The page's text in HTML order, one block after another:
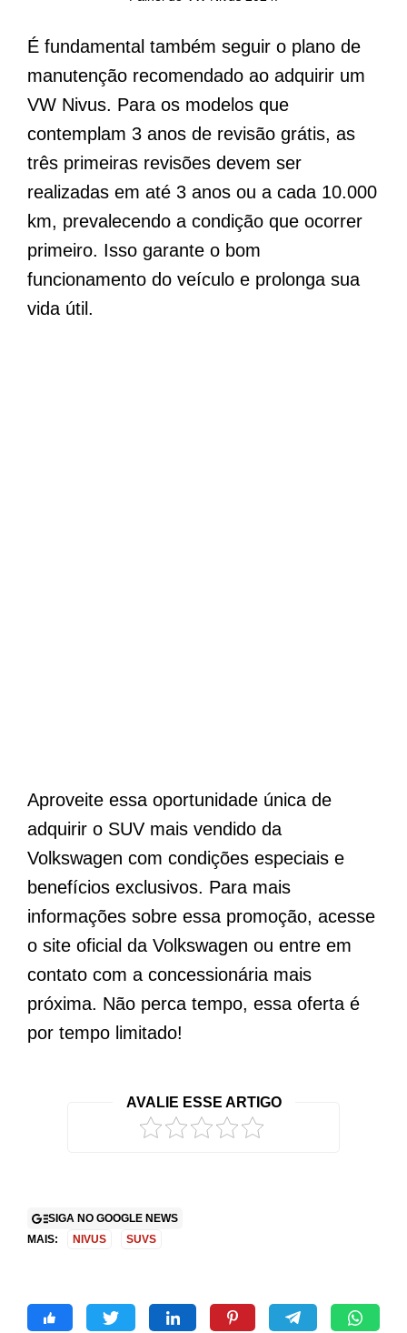
É fundamental também seguir o plano de
manutenção recomendado ao adquirir um
VW Nivus. Para os modelos que
contemplam 3 anos de revisão grátis, as
três primeiras revisões devem ser
realizadas em até 3 anos ou a cada 10.000
km, prevalecendo a condição que ocorrer
primeiro. Isso garante o bom
funcionamento do veículo e prolonga sua
vida útil.
Aproveite essa oportunidade única de
adquirir o SUV mais vendido da
Volkswagen com condições especiais e
benefícios exclusivos. Para mais
informações sobre essa promoção, acesse
o site oficial da Volkswagen ou entre em
contato com a concessionária mais
próxima. Não perca tempo, essa oferta é
por tempo limitado!
AVALIE ESSE ARTIGO
SIGA NO GOOGLE NEWS
MAIS:
NIVUS SUVS